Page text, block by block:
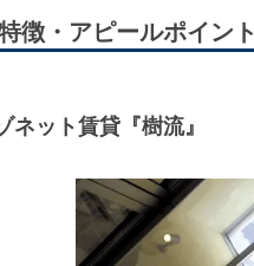
徴・アピールポイント
ネット賃貸『樹流』